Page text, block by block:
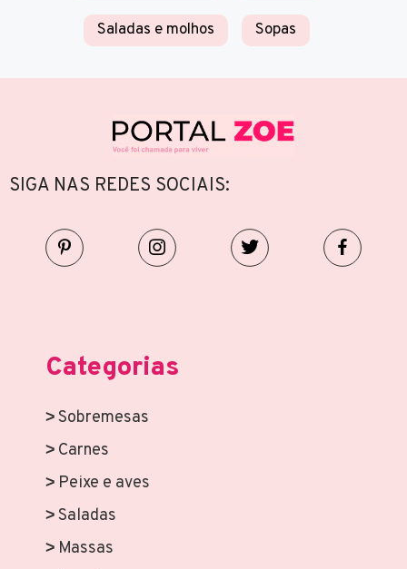
Saladas e molhos Sopas
SIGA NAS REDES SOCIAIS:
Categorias
Sobremesas
Carnes
Peixe e aves
Saladas
Massas